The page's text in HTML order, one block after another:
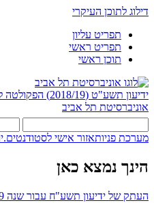
דילוג לתוכן העיקרי
תפריט עליון
תפריט ראשי
תוכן ראשי
ידיעון תשע"ט (2018/19)
הפקולטה
אוניברסיטת תל אביב
מערכת פניותאזור אישי
הינך נמצא כאן
העתק של ידיעון תשע"ח עבור שנה 2018/19